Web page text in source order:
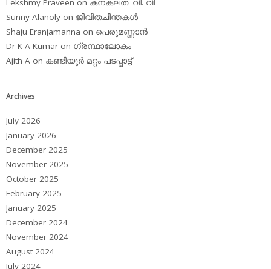
Lekshmy Praveen on കനകലത. വി. വി
Sunny Alanoly on ജീവിതചിന്തകള്‍
Shaju Eranjamanna on പെരുമണ്ണാന്‍
Dr K A Kumar on ഗ്രന്ഥാലോകം
Ajith A on കണ്ടിയൂര്‍ മറ്റം പടപ്പാട്ട്‌
Archives
July 2026
January 2026
December 2025
November 2025
October 2025
February 2025
January 2025
December 2024
November 2024
August 2024
July 2024